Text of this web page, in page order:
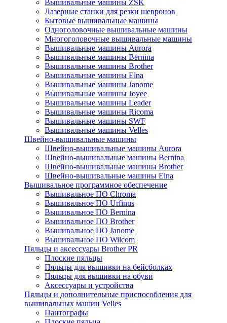
Вышивальные машины ZSK
Лазерные станки для резки шевронов
Бытовые вышивальные машины
Одноголовочные вышивальные машины
Многоголовочные вышивальные машины
Вышивальные машины Aurora
Вышивальные машины Bernina
Вышивальные машины Brother
Вышивальные машины Elna
Вышивальные машины Janome
Вышивальные машины Joyee
Вышивальные машины Leader
Вышивальные машины Ricoma
Вышивальные машины SWF
Вышивальные машины Velles
Швейно-вышивальные машины
Швейно-вышивальные машины Aurora
Швейно-вышивальные машины Bernina
Швейно-вышивальные машины Brother
Швейно-вышивальные машины Elna
Вышивальное программное обеспечение
Вышивальное ПО Chroma
Вышивальное ПО Urfinus
Вышивальное ПО Bernina
Вышивальное ПО Brother
Вышивальное ПО Janome
Вышивальное ПО Wilcom
Пяльцы и аксессуары Brother PR
Плоские пяльцы
Пяльцы для вышивки на бейсболках
Пяльцы для вышивки на обуви
Аксессуары и устройства
Пяльцы и дополнительные приспособления для
вышивальных машин Velles
Пантографы